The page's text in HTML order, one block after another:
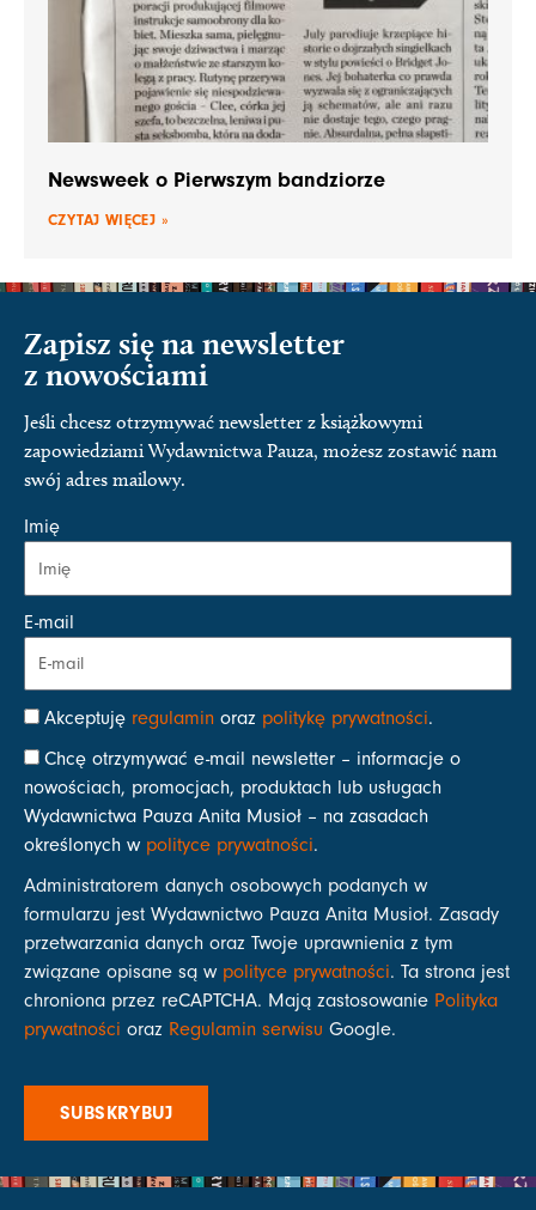
Newsweek o Pierwszym bandziorze
CZYTAJ WIĘCEJ »
Zapisz się na newsletter
z nowościami
Jeśli chcesz otrzymywać newsletter z książkowymi
zapowiedziami Wydawnictwa Pauza, możesz zostawić nam
swój adres mailowy.
Imię
E-mail
Akceptuję regulamin oraz politykę prywatności.
Chcę otrzymywać e-mail newsletter – informacje o
nowościach, promocjach, produktach lub usługach
Wydawnictwa Pauza Anita Musioł – na zasadach
określonych w polityce prywatności.
Administratorem danych osobowych podanych w
formularzu jest Wydawnictwo Pauza Anita Musioł. Zasady
przetwarzania danych oraz Twoje uprawnienia z tym
związane opisane są w polityce prywatności. Ta strona jest
chroniona przez reCAPTCHA. Mają zastosowanie Polityka
prywatności oraz Regulamin serwisu Google.
SUBSKRYBUJ